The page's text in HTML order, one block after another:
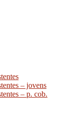
– jovens
– p. cob.